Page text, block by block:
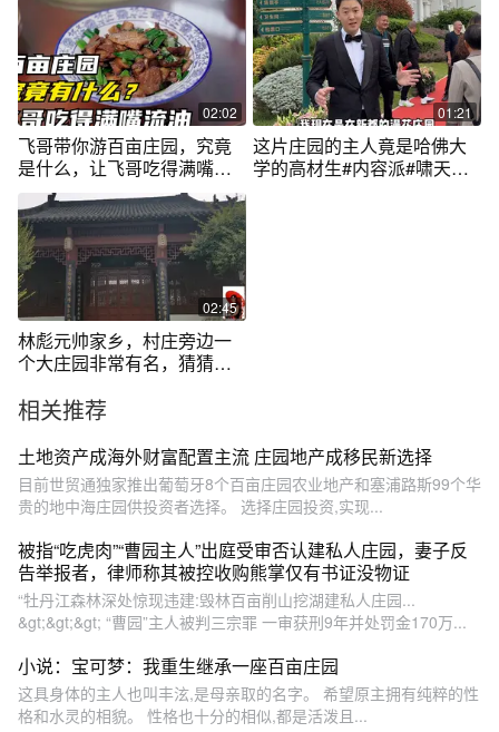
02:02
飞哥带你游百亩庄园，究竟
是什么，让飞哥吃得满嘴流
油？
01:21
这片庄园的主人竟是哈佛大
学的高材生#内容派#啸天哥#
02:45
林彪元帅家乡，村庄旁边一
个大庄园非常有名，猜猜主
相关推荐
土地资产成海外财富配置主流 庄园地产成移民新选择
目前世贸通独家推出葡萄牙8个百亩庄园农业地产和塞浦路斯99个华
贵的地中海庄园供投资者选择。 选择庄园投资,实现...
被指“吃虎肉”“曹园主人”出庭受审否认建私人庄园，妻子反
告举报者，律师称其被控收购熊掌仅有书证没物证
“牡丹江森林深处惊现违建:毁林百亩削山挖湖建私人庄园...
&gt;&gt;&gt; “曹园”主人被判三宗罪 一审获刑9年并处罚金170万...
小说：宝可梦：我重生继承一座百亩庄园
这具身体的主人也叫丰泫,是母亲取的名字。 希望原主拥有纯粹的性
格和水灵的相貌。 性格也十分的相似,都是活泼且...